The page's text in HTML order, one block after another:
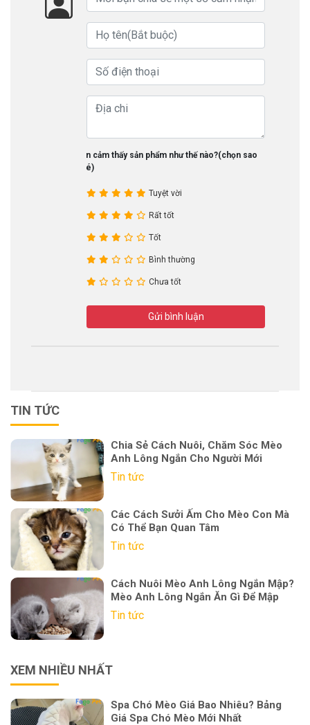
Bạn cảm thấy sản phẩm như thế nào?(chọn sao
nhé)
Tuyệt vời
Rất tốt
Tốt
Bình thường
Chưa tốt
Gửi bình luận
TIN TỨC
Chia Sẻ Cách Nuôi, Chăm Sóc Mèo
Anh Lông Ngắn Cho Người Mới
Tin tức
Các Cách Sưởi Ấm Cho Mèo Con Mà
Có Thể Bạn Quan Tâm
Tin tức
Cách Nuôi Mèo Anh Lông Ngắn Mập?
Mèo Anh Lông Ngắn Ăn Gì Để Mập
Tin tức
XEM NHIỀU NHẤT
Spa Chó Mèo Giá Bao Nhiêu? Bảng
Giá Spa Chó Mèo Mới Nhất